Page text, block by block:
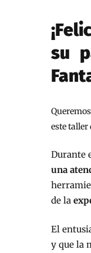
su
este taller
Durante
una
de la
El
y que la